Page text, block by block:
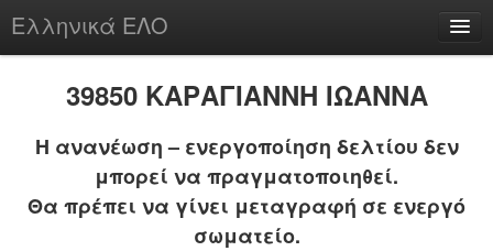
Ελληνικά ΕΛΟ
chesstu.be @ discord
Login
39850 ΚΑΡΑΓΙΑΝΝΗ ΙΩΑΝΝΑ
Η ανανέωση – ενεργοποίηση δελτίου δεν
μπορεί να πραγματοποιηθεί.
Θα πρέπει να γίνει μεταγραφή σε ενεργό
σωματείο.